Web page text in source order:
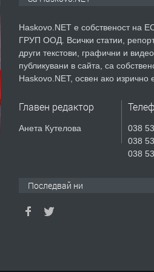
Haskovo.NET е собственост
ГРУП ООД. Всички статии,
други текстови, графични и
публикувани в сайта, са
Haskovo.NET, освен ако изрично
Главен редактор
Анета Кутелова
038
038
038
Последвай ни